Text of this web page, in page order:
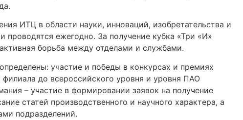
ИТЦ в области науки, инноваций, изобретательства и
ежегодно. За получение кубка «Три «И»
борьба между отделами и службами.
участие и победы в конкурсах и премиях
до всероссийского уровня и уровня ПАО
– участие в формировании заявок на получение
статей производственного и научного характера, а
подразделений.